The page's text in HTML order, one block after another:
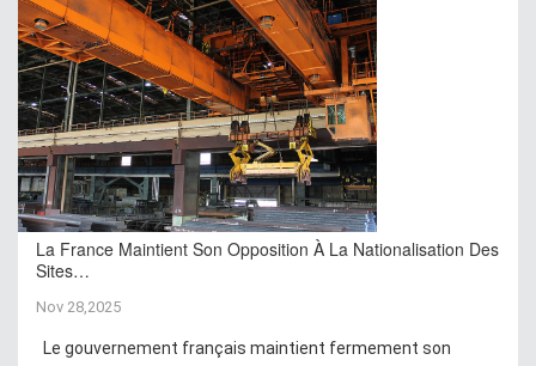
La France Maintient Son Opposition À La Nationalisation Des
Sites…
Nov 28,2025
Le gouvernement français maintient fermement son